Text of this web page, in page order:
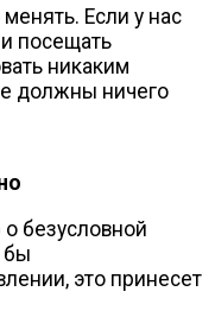
менять. Если у нас
и посещать
никаким
должны ничего
безусловной
бы
это принесет